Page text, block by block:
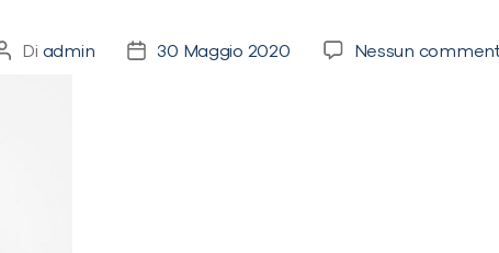
Autore
Di admin
Data30 Maggio 2020 Nessun